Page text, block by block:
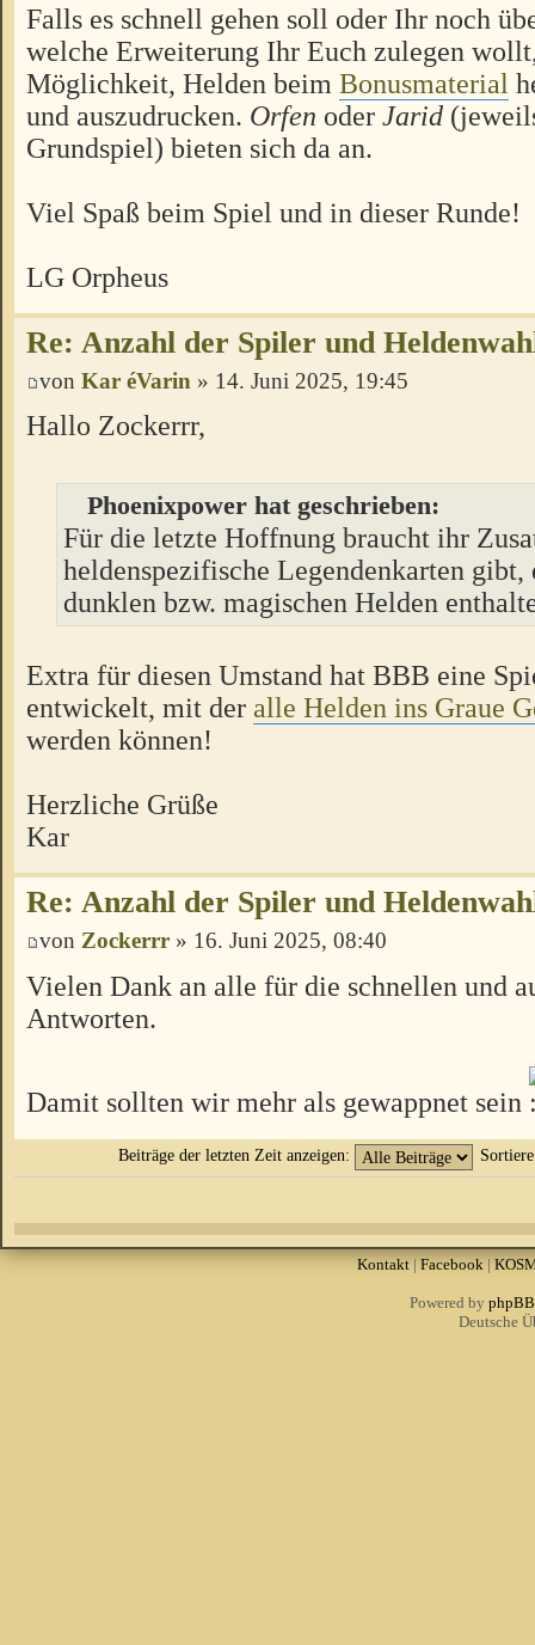
Falls es schnell gehen soll oder Ihr noch
welche Erweiterung Ihr Euch zulegen
Möglichkeit, Helden beim Bonusmaterial
und auszudrucken. Orfen oder Jarid
Grundspiel) bieten sich da an.
Viel Spaß beim Spiel und in dieser Runde!
LG Orpheus
Re: Anzahl der Spiler und
von Kar éVarin » 14. Juni 2025, 19:45
Hallo Zockerrr,
Phoenixpower hat geschrieben:
Für die letzte Hoffnung braucht ihr
heldenspezifische Legendenkarten gibt,
dunklen bzw. magischen Helden
Extra für diesen Umstand hat BBB eine
entwickelt, mit der alle Helden ins Graue
werden können!
Herzliche Grüße
Kar
Re: Anzahl der Spiler und
von Zockerrr » 16. Juni 2025, 08:40
Vielen Dank an alle für die schnellen und
Antworten.
Damit sollten wir mehr als gewappnet sein
Beiträge der letzten Zeit anzeigen:
Kontakt| Facebook|
Powered by phpBB
Deutsche